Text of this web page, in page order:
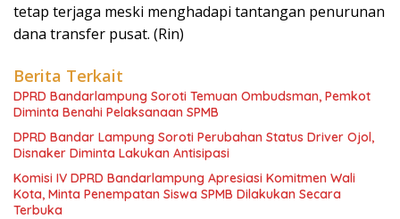
tetap terjaga meski menghadapi tantangan penurunan
dana transfer pusat. (Rin)
Berita Terkait
DPRD Bandarlampung Soroti Temuan Ombudsman, Pemkot
Diminta Benahi Pelaksanaan SPMB
DPRD Bandar Lampung Soroti Perubahan Status Driver Ojol,
Disnaker Diminta Lakukan Antisipasi
Komisi IV DPRD Bandarlampung Apresiasi Komitmen Wali
Kota, Minta Penempatan Siswa SPMB Dilakukan Secara
Terbuka